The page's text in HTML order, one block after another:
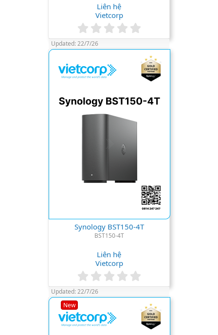
Liên hệ
Vietcorp
.
0
0
s
t
r
(
Updated:22/7/26
Synology BST150-4T
BST150-4T
Liên hệ
Vietcorp
.
0
0
s
t
Updated:22/7/26
New